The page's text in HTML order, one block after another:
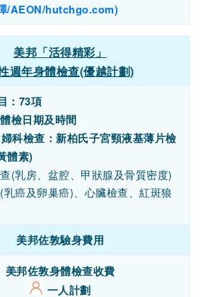
/AEON/hutchgo.com)
美邦「活得精彩」
週年身體檢查(優越計劃)
：73項
檢日期及時間
科檢查：新柏氏子宮頸液基薄片檢
體素)
(乳房、盆腔、甲狀腺及骨質密度)
乳癌及卵巢癌)、心臟檢查、紅斑狼
美邦佐敦驗身費用
美邦佐敦身體檢查收費
一人計劃